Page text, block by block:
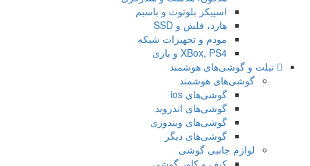
اسپیکر بلوتوث و باسیم
هارد، فلش و SSD
مودم و تجهیزات شبکه
XBox, PS4 و بازی
تبلت و گوشی‌های هوشمند
گوشی‌های هوشمند
گوشی‌های ios
گوشی‌های اندروید
گوشی‌های ویندوزی
گوشی‌های دیگر
لوازم جانبی گوشی